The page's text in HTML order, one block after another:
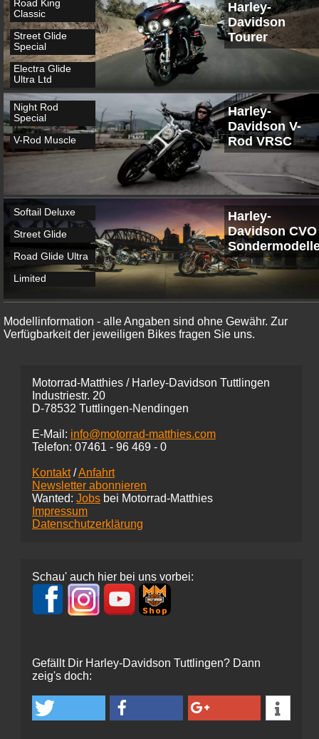
Breakout
Harley-
Davidson
Tourer
Road King
Classic
Street Glide
Special
Electra Glide
Ultra Ltd
Electra Glide
Ultra Low
Electra Glide
Ultra Classic
Harley-
Davidson V-
Rod VRSC
Night Rod
Special
V-Rod Muscle
Harley-
Davidson CVO
Softail Deluxe
Street Glide
Road Glide Ultra
Limited
Modellinformation - alle Angaben sind ohne Gewähr. Zur
Verfügbarkeit der jeweiligen Bikes fragen Sie uns.
Motorrad-Matthies / Harley-Davidson Tuttlingen
Industriestr. 20
D-78532 Tuttlingen-Nendingen
E-Mail: info@motorrad-matthies.com
Telefon: 07461 - 96 469 - 0
Kontakt/Anfahrt
Newsletter abonnieren
Wanted: Jobs bei Motorrad-Matthies
Impressum
Datenschutzerklärung
Schau' auch hier bei uns vorbei:
Gefällt Dir Harley-Davidson Tuttlingen? Dann
zeig's doch: